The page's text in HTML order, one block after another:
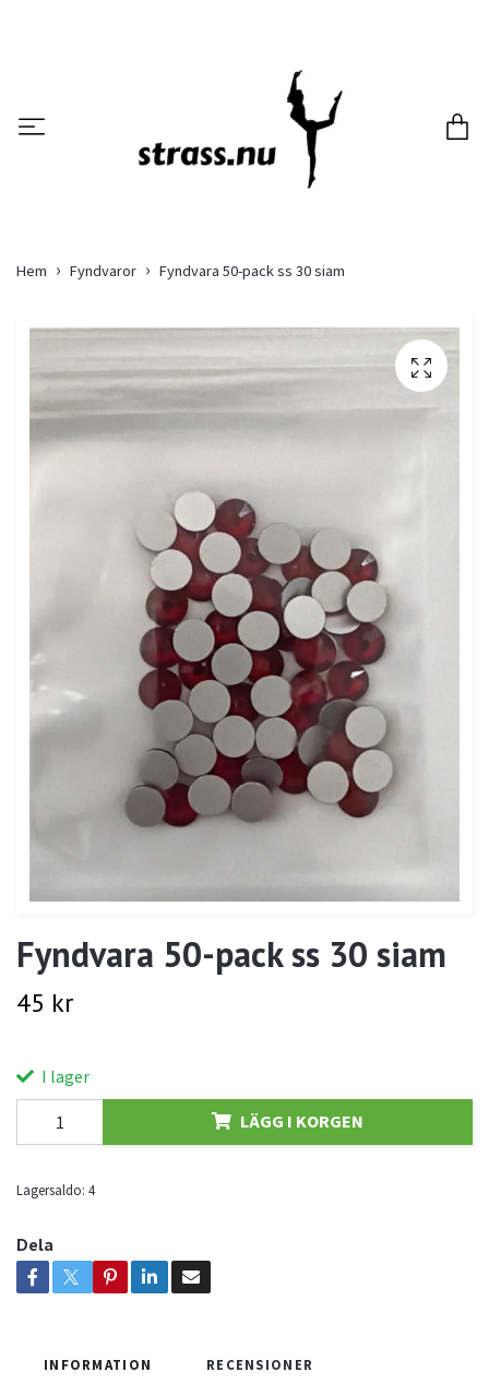
Hem Fyndvaror Fyndvara 50-pack ss 30 siam
Fyndvara 50-pack ss 30 siam
45 kr
I lager
LÄGG I KORGEN
Lagersaldo: 4
Dela
INFORMATION RECENSIONER